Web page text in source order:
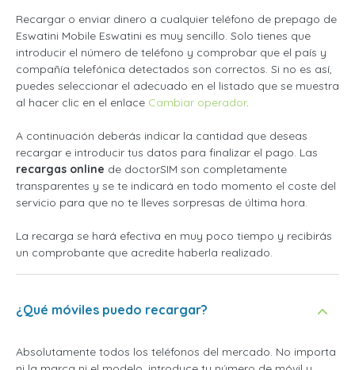
Recargar o enviar dinero a cualquier teléfono de prepago de
Eswatini Mobile Eswatini es muy sencillo. Solo tienes que
introducir el número de teléfono y comprobar que el país y
compañía telefónica detectados son correctos. Si no es así,
puedes seleccionar el adecuado en el listado que se muestra
al hacer clic en el enlace Cambiar operador.
A continuación deberás indicar la cantidad que deseas
recargar e introducir tus datos para finalizar el pago. Las
recargas online de doctorSIM son completamente
transparentes y se te indicará en todo momento el coste del
servicio para que no te lleves sorpresas de última hora.
La recarga se hará efectiva en muy poco tiempo y recibirás
un comprobante que acredite haberla realizado.
¿Qué móviles puedo recargar?
Absolutamente todos los teléfonos del mercado. No importa